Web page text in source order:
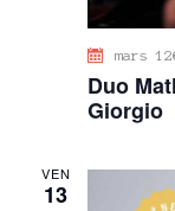
mars
Duo
Giorgio
VEN
13